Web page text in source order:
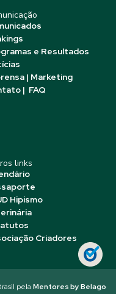
e Resultados
| Marketing
| FAQ
links
Hipismo
Criadores
pela Mentores by Belago